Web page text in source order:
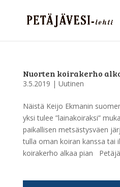
Nuorten koirakerho
3.5.2019 | Uutinen
Näistä Keijo Ekmanin
yksi tulee ”lainakoiraksi”
paikallisen metsästysväen
tulla oman koiran kanssa
koirakerho alkaa pian